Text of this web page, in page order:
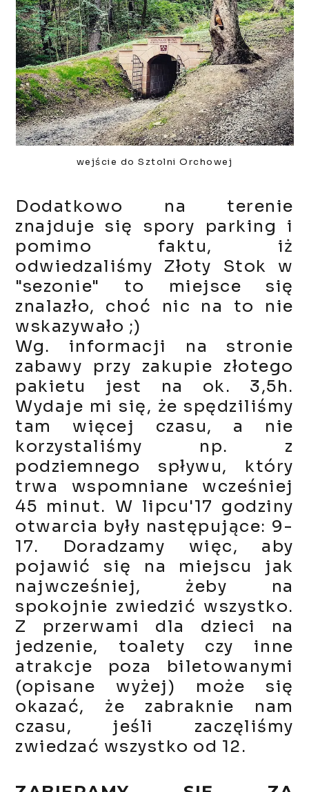
wejście do Sztolni Orchowej
Dodatkowo na terenie
znajduje się spory parking i
pomimo faktu, iż
odwiedzaliśmy Złoty Stok w
"sezonie" to miejsce się
znalazło, choć nic na to nie
wskazywało ;)
Wg. informacji na stronie
zabawy przy zakupie złotego
pakietu jest na ok. 3,5h.
Wydaje mi się, że spędziliśmy
tam więcej czasu, a nie
korzystaliśmy np. z
podziemnego spływu, który
trwa wspomniane wcześniej
45 minut. W lipcu'17 godziny
otwarcia były następujące: 9-
17. Doradzamy więc, aby
pojawić się na miejscu jak
najwcześniej, żeby na
spokojnie zwiedzić wszystko.
Z przerwami dla dzieci na
jedzenie, toalety czy inne
atrakcje poza biletowanymi
(opisane wyżej) może się
okazać, że zabraknie nam
czasu, jeśli zaczęliśmy
zwiedzać wszystko od 12.